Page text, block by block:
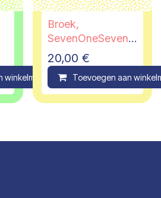
Compare
Broek,
SevenOneSeven,
14 jaar
20,00 €
Toevoegen aan